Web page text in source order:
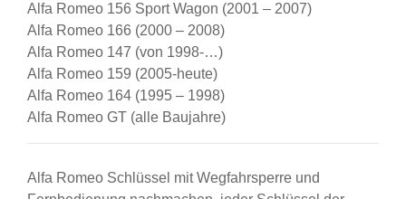
Alfa Romeo 156 Sport Wagon (2001 – 2007)
Alfa Romeo 166 (2000 – 2008)
Alfa Romeo 147 (von 1998-…)
Alfa Romeo 159 (2005-heute)
Alfa Romeo 164 (1995 – 1998)
Alfa Romeo GT (alle Baujahre)
Alfa Romeo Schlüssel mit Wegfahrsperre und